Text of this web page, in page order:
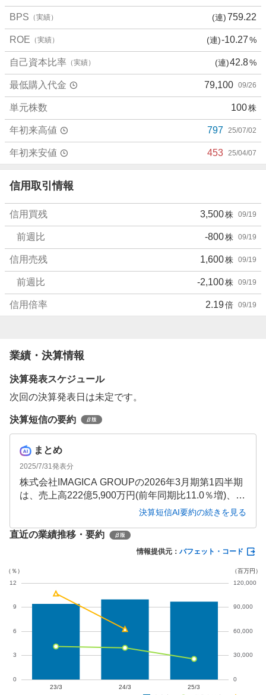
BPS （実績） (連)759.22
ROE （実績） (連)-10.27%
自己資本比率 （実績） (連)42.8%
最低購入代金 79,100 09/26
単元株数 100株
年初来高値 797 25/07/02
年初来安値 453 25/04/07
信用取引情報
信用買残 3,500株 09/19
前週比 -800株 09/19
信用売残 1,600株 09/19
前週比 -2,100株 09/19
信用倍率 2.19倍 09/19
業績・決算情報
決算発表スケジュール
次回の決算発表日は未定です。
決算短信の要約
まとめ
2025/7/31発表分
株式会社IMAGICA GROUPの2026年3月期第1四半期
は、売上高222億5,900万円(前年同期比11.0％増)、営
業利益2億2,000万円と増収増益となりました。映像
同期の営業損失から黒字転換を果たしています。一
方で、三日月株式会社による公開買付けにより上場
決算短信AI要約の続きを見る
直近の業績推移・要約
情報提供元： バフェット・コード